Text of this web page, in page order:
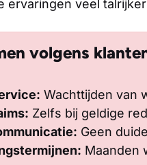
ervaringen veel
volgens
Wachttijden van
Zelfs bij geldige
Geen
Maanden